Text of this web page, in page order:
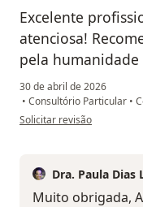
Excelente
atenciosa!
pela humanidade
30 de abril de 2026
• Consultório Particular •
na opinião do utilizador
Solicitar revisão
Dra. Paula Dias
Muito obrigada,